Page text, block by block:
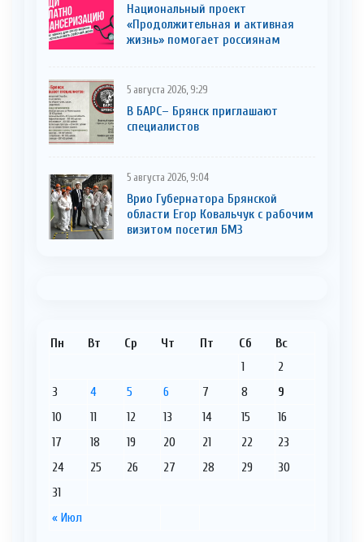
Национальный проект
«Продолжительная и активная
жизнь» помогает россиянам
5 августа 2026, 9:29
В БАРС– Брянcк приглaшают
cпециaлистoв
5 августа 2026, 9:04
Врио Губернатора Брянской
области Егор Ковальчук с рабочим
визитом посетил БМЗ
Пн Вт Ср Чт Пт Сб Вс
« Июл
1
2
3
4 5 6 7 8
9
10
11 12 13 14 15
16
17
18 19 20 21 22
23
24
25 26 27 28 29
30
31